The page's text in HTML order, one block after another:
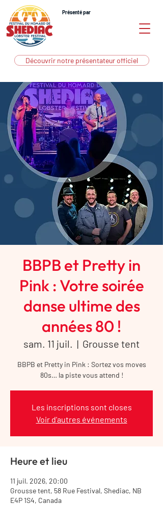
Présenté par
Découvrir notre présentateur officiel
BBPB et Pretty in
Pink : Votre soirée
danse ultime des
années 80 !
sam. 11 juil.
  |
Grousse tent
BBPB et Pretty in Pink : Sortez vos moves
80s… la piste vous attend !
Les inscriptions sont closes
Voir d'autres événements
Heure et lieu
11 juil. 2026, 20:00
Grousse tent, 58 Rue Festival, Shediac, NB
E4P 1S4, Canada